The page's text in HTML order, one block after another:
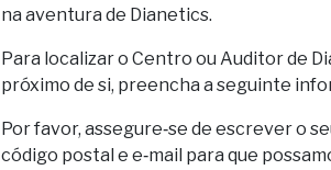
na aventura de Dianetics.
Para localizar o Centro ou Auditor de
próximo de si, preencha a seguinte
Por favor, assegure‑se de escrever o
código postal e e‑mail para que